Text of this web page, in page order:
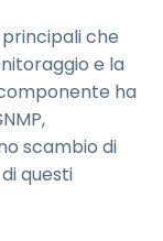
principali che
e la
ha
scambio di
questi